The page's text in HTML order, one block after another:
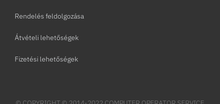
Rendelés feldolgozása
Átvételi lehetőségek
Fizetési lehetőségek